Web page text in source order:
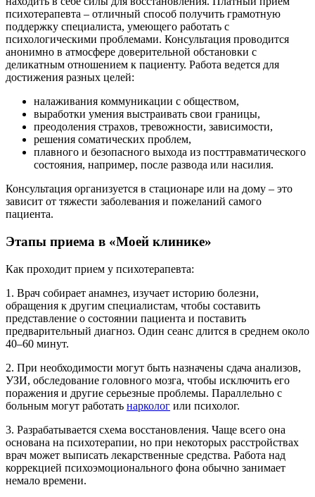
психотерапевта – отличный способ получить грамотную
поддержку специалиста, умеющего работать с
психологическими проблемами. Консультация проводится
анонимно в атмосфере доверительной обстановки с
деликатным отношением к пациенту. Работа ведется для
достижения разных целей:
налаживания коммуникации с обществом,
выработки умения выстраивать свои границы,
преодоления страхов, тревожности, зависимости,
решения соматических проблем,
плавного и безопасного выхода из посттравматического
состояния, например, после развода или насилия.
Консультация организуется в стационаре или на дому – это
зависит от тяжести заболевания и пожеланий самого
пациента.
Этапы приема в «Моей клинике»
Как проходит прием у психотерапевта:
1. Врач собирает анамнез, изучает историю болезни,
обращения к другим специалистам, чтобы составить
представление о состоянии пациента и поставить
предварительный диагноз. Один сеанс длится в среднем около
40–60 минут.
2. При необходимости могут быть назначены сдача анализов,
УЗИ, обследование головного мозга, чтобы исключить его
поражения и другие серьезные проблемы. Параллельно с
больным могут работать нарколог или психолог.
3. Разрабатывается схема восстановления. Чаще всего она
основана на психотерапии, но при некоторых расстройствах
врач может выписать лекарственные средства. Работа над
коррекцией психоэмоционального фона обычно занимает
немало времени.